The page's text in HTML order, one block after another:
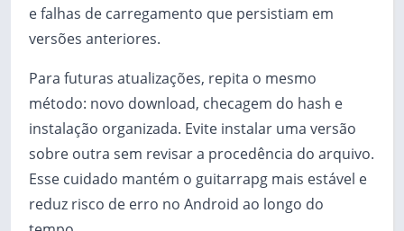
e falhas de carregamento que persistiam em
versões anteriores.
Para futuras atualizações, repita o mesmo
método: novo download, checagem do hash e
instalação organizada. Evite instalar uma versão
sobre outra sem revisar a procedência do arquivo.
Esse cuidado mantém o guitarrapg mais estável e
reduz risco de erro no Android ao longo do